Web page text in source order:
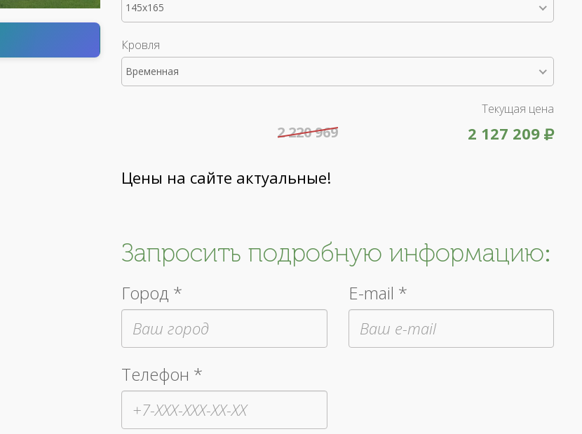
145x165
Кровля
Временная
Текущая цена
2 127 209
2 220 969
Цены на сайте актуальные!
Запросить подробную информацию:
Город * E-mail *
Телефон *